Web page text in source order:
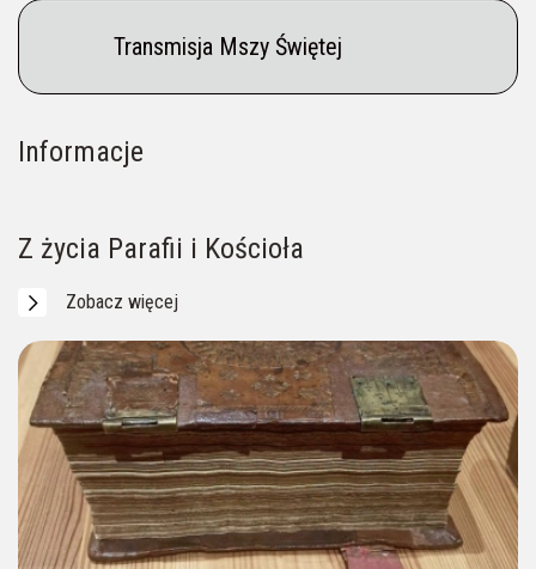
Transmisja Mszy Świętej
Informacje
Na Pielgrzymów czeka Przewodnik (p. Aneta)
Z życia Parafii i Kościoła
Zobacz więcej